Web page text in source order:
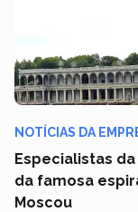
NOTÍCIAS DA
Especialistas
da famosa
Moscou